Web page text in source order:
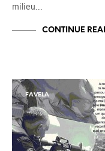
milieu…
CONTINUE
FAVELA